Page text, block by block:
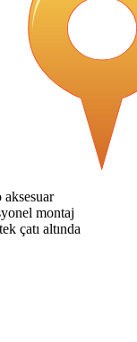
montaj
çatı altında